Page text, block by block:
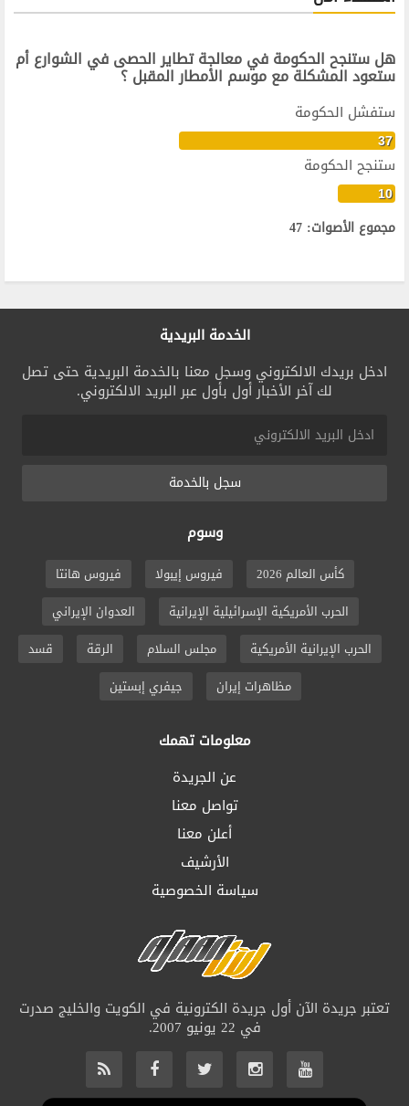
هل ستنجح الحكومة في معالجة تطاير الحصى في الشوارع أم
ستعود المشكلة مع موسم الأمطار المقبل ؟
ستفشل الحكومة
37
ستنجح الحكومة
10
مجموع الأصوات: 47
الخدمة البريدية
ادخل بريدك الالكتروني وسجل معنا بالخدمة البريدية حتى تصل
لك آخر الأخبار أول بأول عبر البريد الالكتروني.
سجل بالخدمة
وسوم
كأس العالم 2026 فيروس إيبولا
فيروس هانتا
الحرب الأمريكية الإسرائيلية الإيرانية
العدوان الإيراني
الحرب الإيرانية الأمريكية
مجلس السلام الرقة
قسد
مظاهرات إيران
جيفري إبستين
معلومات تهمك
عن الجريدة
تواصل معنا
أعلن معنا
الأرشيف
سياسة الخصوصية
تعتبر جريدة الآن أول جريدة الكترونية في الكويت والخليج صدرت
في 22 يونيو 2007.